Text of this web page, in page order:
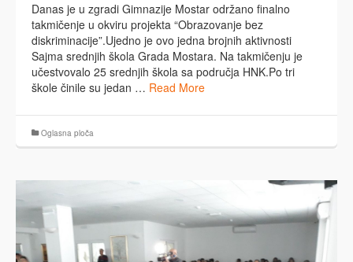
Danas je u zgradi Gimnazije Mostar održano finalno
takmičenje u okviru projekta “Obrazovanje bez
diskriminacije”.Ujedno je ovo jedna brojnih aktivnosti
Sajma srednjih škola Grada Mostara. Na takmičenju je
učestvovalo 25 srednjih škola sa područja HNK.Po tri
škole činile su jedan … Read More
Oglasna ploča